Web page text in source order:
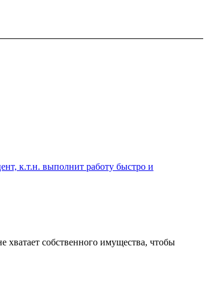
к.т.н. выполнит работу быстро и
собственного имущества, чтобы